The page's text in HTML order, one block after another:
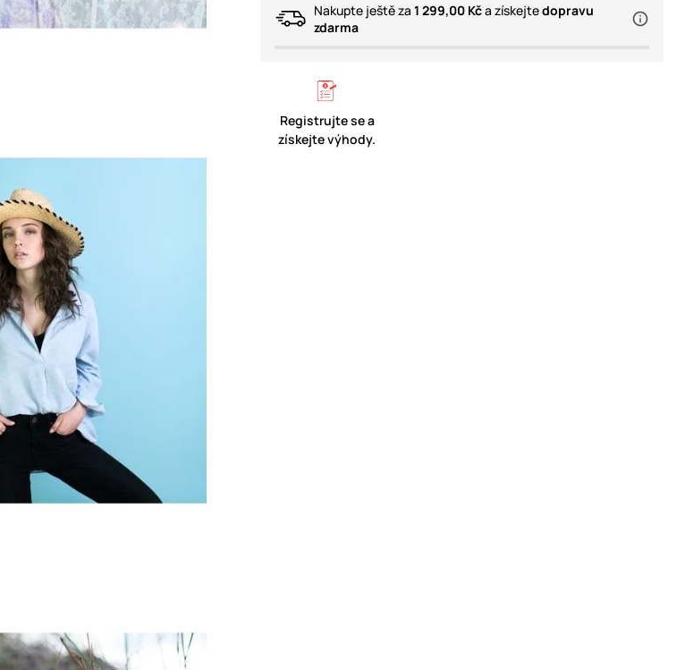
Nakupte ještě za 1 299,00 Kča získejtedopravu
zdarma
Registrujte se a
získejte výhody.